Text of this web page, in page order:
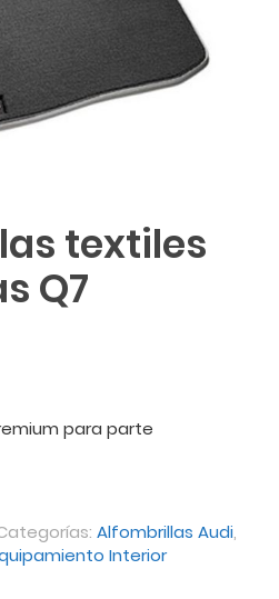
textiles
Q7
para parte
Alfombrillas Audi,
Interior